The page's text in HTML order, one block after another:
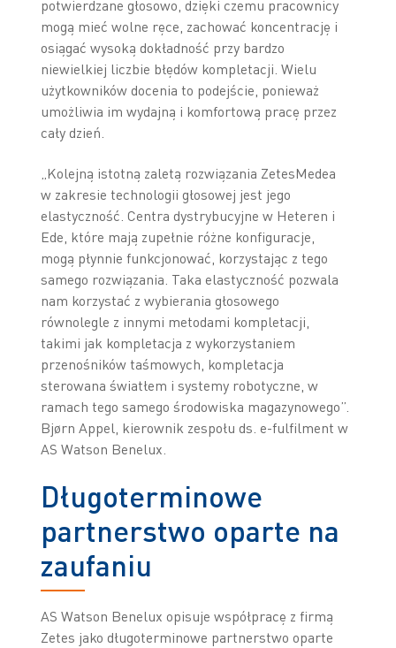
potwierdzane głosowo, dzięki czemu pracownicy
mogą mieć wolne ręce, zachować koncentrację i
osiągać wysoką dokładność przy bardzo
niewielkiej liczbie błędów kompletacji. Wielu
użytkowników docenia to podejście, ponieważ
umożliwia im wydajną i komfortową pracę przez
cały dzień.
„Kolejną istotną zaletą rozwiązania ZetesMedea
w zakresie technologii głosowej jest jego
elastyczność. Centra dystrybucyjne w Heteren i
Ede, które mają zupełnie różne konfiguracje,
mogą płynnie funkcjonować, korzystając z tego
samego rozwiązania. Taka elastyczność pozwala
nam korzystać z wybierania głosowego
równolegle z innymi metodami kompletacji,
takimi jak kompletacja z wykorzystaniem
przenośników taśmowych, kompletacja
sterowana światłem i systemy robotyczne, w
ramach tego samego środowiska magazynowego”.
Bjørn Appel, kierownik zespołu ds. e-fulfilment w
AS Watson Benelux.
Długoterminowe
partnerstwo oparte na
zaufaniu
AS Watson Benelux opisuje współpracę z firmą
Zetes jako długoterminowe partnerstwo oparte